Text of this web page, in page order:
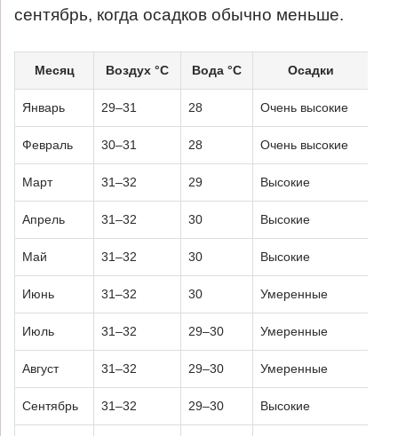
сентябрь, когда осадков обычно меньше.
Месяц Воздух °C Вода °C Осадки
Январь 29–31 28 Очень высокие
Февраль 30–31 28 Очень высокие
Март 31–32 29 Высокие
Апрель 31–32 30 Высокие
Май 31–32 30 Высокие
Июнь 31–32 30 Умеренные
Июль 31–32 29–30 Умеренные
Август 31–32 29–30 Умеренные
Сентябрь 31–32 29–30 Высокие